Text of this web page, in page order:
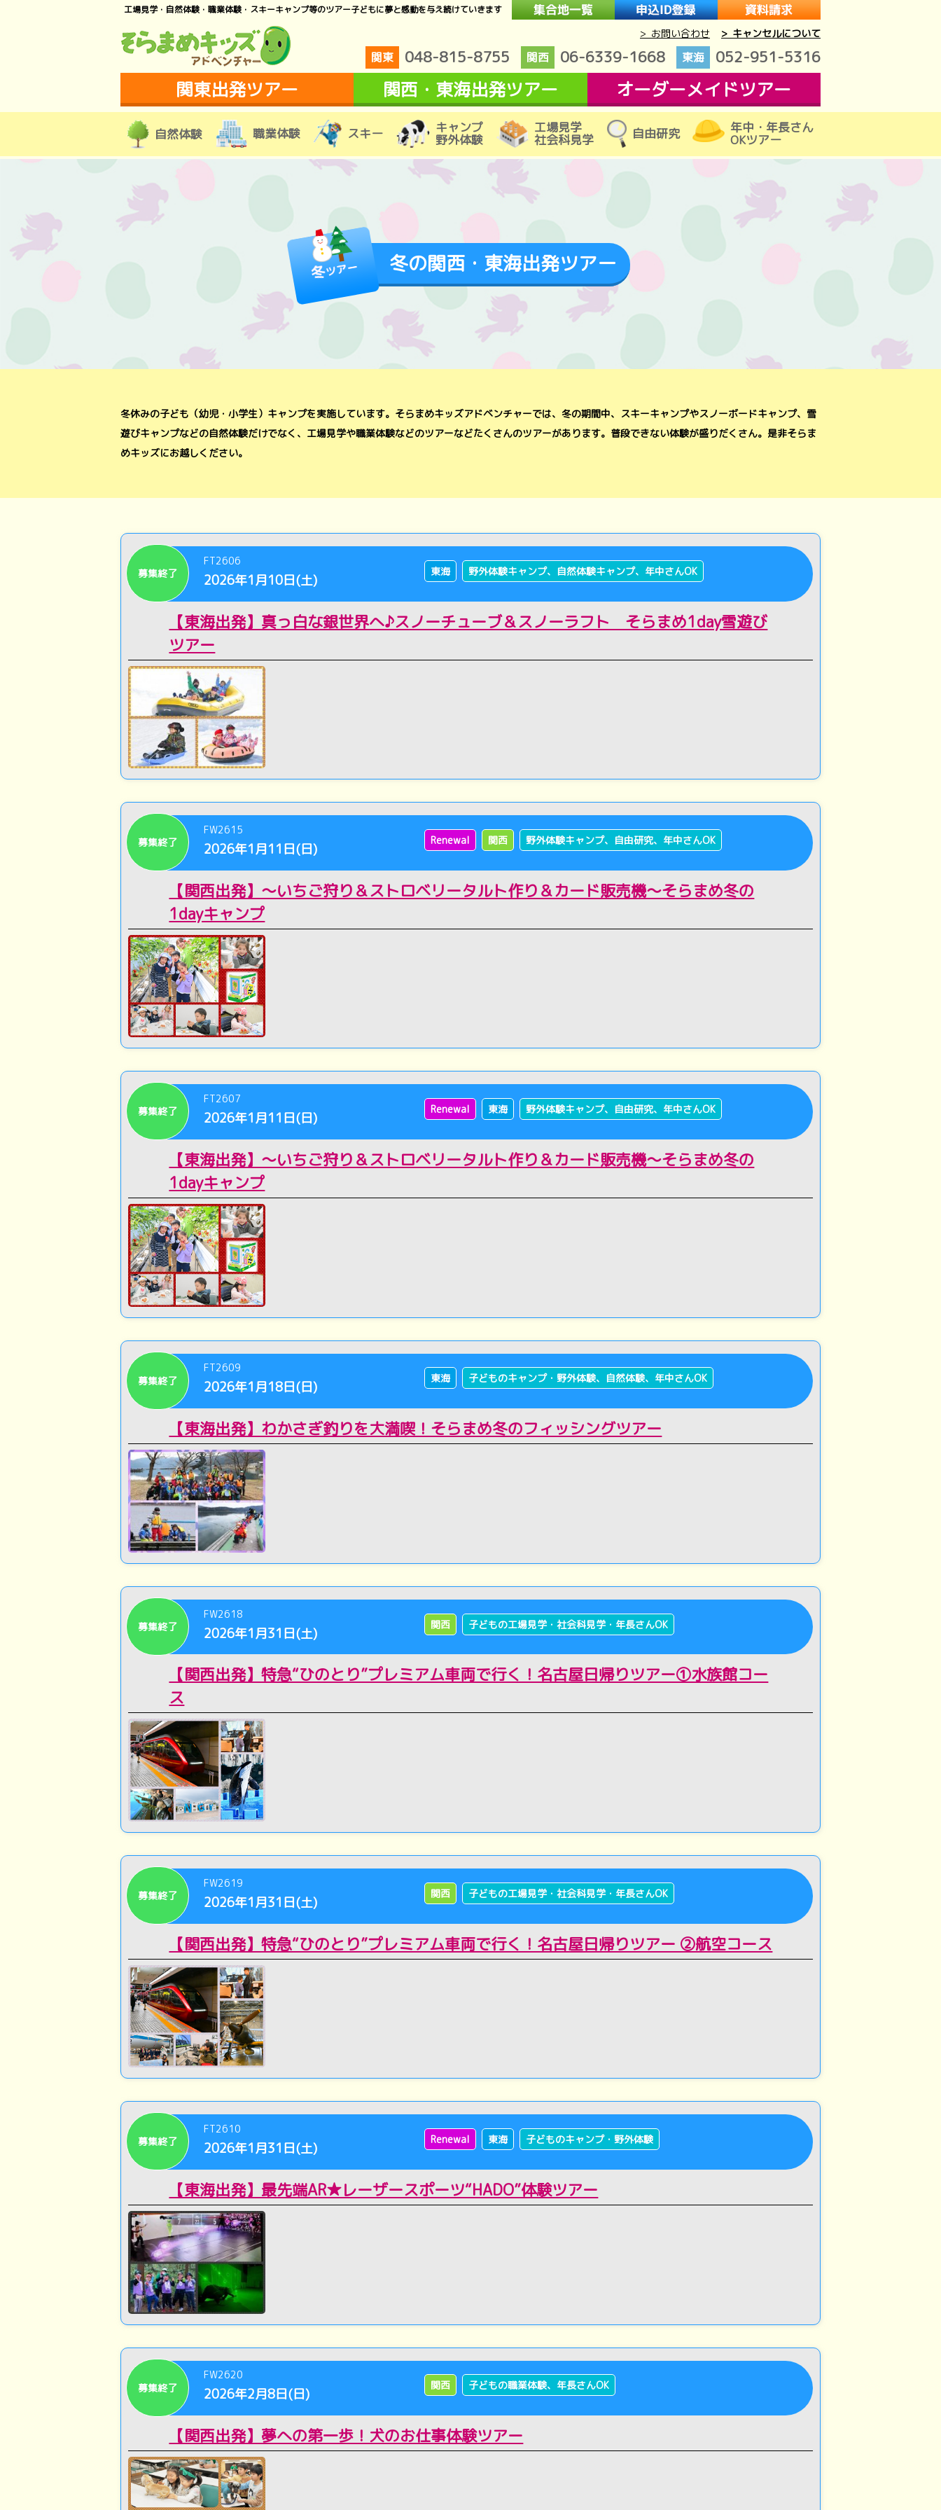
工場見学・自然体験・職業体験・スキーキャンプ等のツアー子どもに夢と感動を与え続けていきます
> お問い合わせ > キャンセルについて
関東 048-815-8755 関西 06-6339-1668 東海 052-951-5316
関東出発ツアー 関西・東海出発ツアー オーダーメイドツアー
自然体験 職業体験 スキー キャンプ
野外体験
工場見学
社会科見学 自由研究 年中・年長さん
OKツアー
冬の関西・東海出発ツアー
冬休みの子ども（幼児・小学生）キャンプを実施しています。そらまめキッズアドベンチャーでは、冬の期間中、スキーキャンプやスノーボードキャンプ、雪
遊びキャンプなどの自然体験だけでなく、工場見学や職業体験などのツアーなどたくさんのツアーがあります。普段できない体験が盛りだくさん。是非そらま
めキッズにお越しください。
募集終了
FT2606
2026年1月10日(土)
東海 野外体験キャンプ、自然体験キャンプ、年中さんOK
【東海出発】真っ白な銀世界へ♪スノーチューブ＆スノーラフト そらまめ1day雪遊び
ツアー
募集終了
FW2615
2026年1月11日(日)
Renewal 関西 野外体験キャンプ、自由研究、年中さんOK
【関西出発】～いちご狩り＆ストロベリータルト作り＆カード販売機～そらまめ冬の
1dayキャンプ
募集終了
FT2607
2026年1月11日(日)
Renewal 東海 野外体験キャンプ、自由研究、年中さんOK
【東海出発】～いちご狩り＆ストロベリータルト作り＆カード販売機～そらまめ冬の
1dayキャンプ
募集終了
FT2609
2026年1月18日(日)
東海 子どものキャンプ・野外体験、自然体験、年中さんOK
【東海出発】わかさぎ釣りを大満喫！そらまめ冬のフィッシングツアー
募集終了
FW2618
2026年1月31日(土)
関西 子どもの工場見学・社会科見学・年長さんOK
【関西出発】特急“ひのとり”プレミアム車両で行く！名古屋日帰りツアー①水族館コー
ス
募集終了
FW2619
2026年1月31日(土)
関西 子どもの工場見学・社会科見学・年長さんOK
【関西出発】特急“ひのとり”プレミアム車両で行く！名古屋日帰りツアー ②航空コース
募集終了
FT2610
2026年1月31日(土)
Renewal 東海 子どものキャンプ・野外体験
【東海出発】最先端AR★レーザースポーツ“HADO”体験ツアー
募集終了
FW2620
2026年2月8日(日)
関西 子どもの職業体験、年長さんOK
【関西出発】夢への第一歩！犬のお仕事体験ツアー